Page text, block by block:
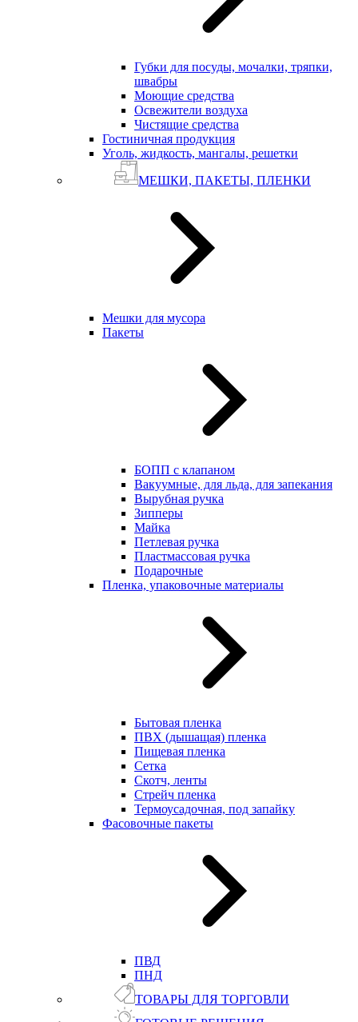
Губки для посуды, мочалки, тряпки,
швабры
Моющие средства
Освежители воздуха
Чистящие средства
Гостиничная продукция
Уголь, жидкость, мангалы, решетки
МЕШКИ, ПАКЕТЫ, ПЛЕНКИ
Мешки для мусора
Пакеты
БОПП с клапаном
Вакуумные, для льда, для запекания
Вырубная ручка
Зипперы
Майка
Петлевая ручка
Пластмассовая ручка
Подарочные
Пленка, упаковочные материалы
Бытовая пленка
ПВХ (дышащая) пленка
Пищевая пленка
Сетка
Скотч, ленты
Стрейч пленка
Термоусадочная, под запайку
Фасовочные пакеты
ПВД
ПНД
ТОВАРЫ ДЛЯ ТОРГОВЛИ